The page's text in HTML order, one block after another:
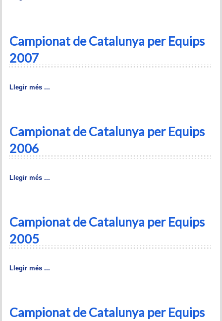
Historial del torneig de Nadal
Historial del torneig llampec
INFORMACIÓ
Memòries
Teoria i problemes
Obertures
Tàctica
Campionat de Catalunya per Equips
2007
Llegir més ...
Campionat de Catalunya per Equips
2006
Llegir més ...
Campionat de Catalunya per Equips
2005
Llegir més ...
Campionat de Catalunya per Equips